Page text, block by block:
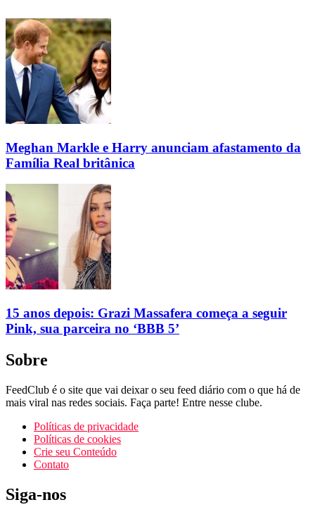
Meghan Markle e Harry anunciam afastamento da
Família Real britânica
15 anos depois: Grazi Massafera começa a seguir
Pink, sua parceira no ‘BBB 5’
Sobre
FeedClub é o site que vai deixar o seu feed diário com o que há de
mais viral nas redes sociais. Faça parte! Entre nesse clube.
Políticas de privacidade
Políticas de cookies
Crie seu Conteúdo
Contato
Siga-nos